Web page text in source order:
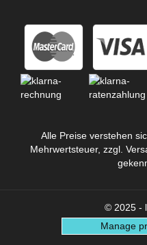
Alle Preise verstehen
Mehrwertsteuer, zzgl.
© 2025 -
Manage